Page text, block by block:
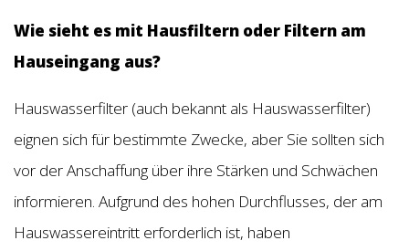
Wie sieht es mit Hausfiltern oder Filtern am
Hauseingang aus?
Hauswasserfilter (auch bekannt als Hauswasserfilter)
eignen sich für bestimmte Zwecke, aber Sie sollten sich
vor der Anschaffung über ihre Stärken und Schwächen
informieren. Aufgrund des hohen Durchflusses, der am
Hauswassereintritt erforderlich ist, haben